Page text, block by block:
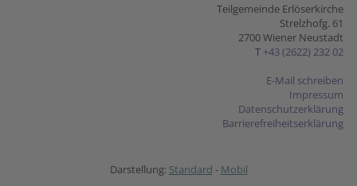
Teilgemeinde Erlöserkirche
Strelzhofg. 61
2700 Wiener Neustadt
T +43 (2622) 232 02
E-Mail schreiben
Impressum
Datenschutzerklärung
Barrierefreiheitserklärung
Darstellung: Standard - Mobil